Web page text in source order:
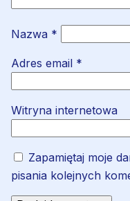
Nazwa *
Adres email *
Witryna internetowa
Zapamiętaj moje
pisania kolejnych